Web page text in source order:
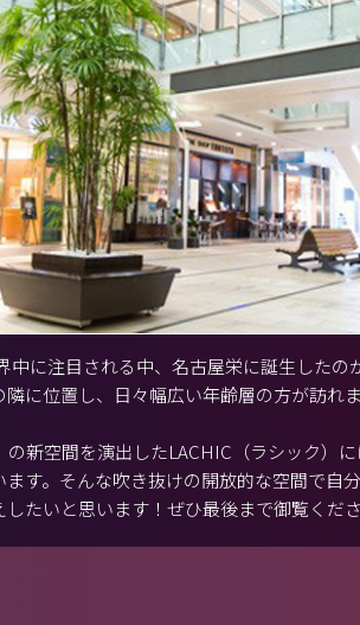
中に注目される中、名古屋栄に誕生したの
に位置し、日々幅広い年齢層の方が訪れま
の新空間を演出したLACHIC（ラシック）
す。そんな吹き抜けの開放的な空間で自
たいと思います！ぜひ最後まで御覧くださ